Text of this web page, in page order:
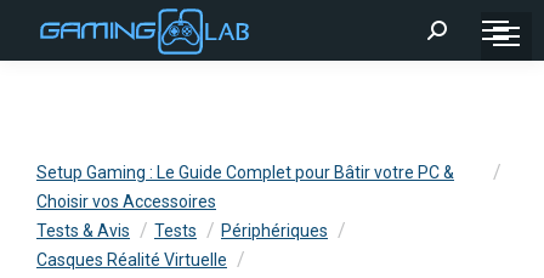
Recherche
Setup Gaming : Le Guide Complet pour Bâtir votre PC &
Choisir vos Accessoires
Tests & Avis
Tests
Périphériques
Casques Réalité Virtuelle